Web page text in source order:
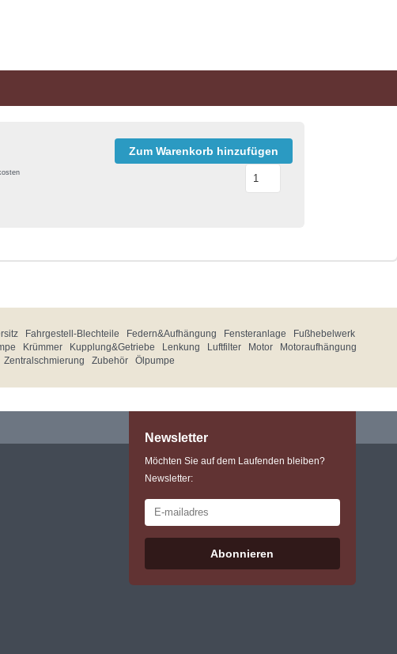
Zum Warenkorb hinzufügen
Fahrgestell-Blechteile Federn&Aufhängung Fensteranlage
Fußhebelwerk
Krümmer Kupplung&Getriebe Lenkung Luftfilter Motor
Motoraufhängung
Zentralschmierung Zubehör Ölpumpe
Newsletter
Möchten Sie auf dem Laufenden bleiben?
Newsletter:
Abonnieren